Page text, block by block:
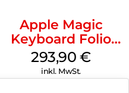
Apple Magic
Keyboard Folio
iPad 10.9″ (10.Gen.)
Weiß
293,90€
inkl. MwSt.